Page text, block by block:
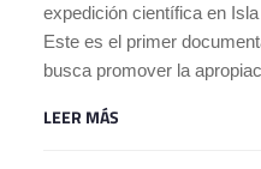
expedición científica en
Este es el primer
busca promover la
LEER MÁS